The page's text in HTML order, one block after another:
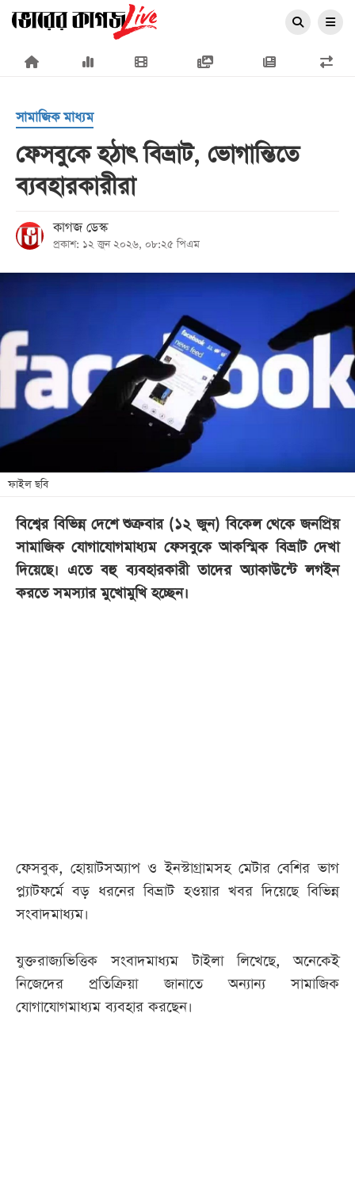
×
প্রচ্ছদ
জাতীয়
রাজনীতি
সারাদেশ
খেলা
বিনোদন
লাইফ
শিক্ষা
সব
বিভাগ
ছবি
সামাজিক মাধ্যম
ফেসবুকে হঠাৎ বিভ্রাট, ভোগান্তিতে
ব্যবহারকারীরা
কাগজ ডেস্ক
প্রকাশ: ১২ জুন ২০২৬, ০৮:২৫ পিএম
ফাইল ছবি
বিশ্বের বিভিন্ন দেশে শুক্রবার (১২ জুন) বিকেল থেকে জনপ্রিয়
সামাজিক যোগাযোগমাধ্যম ফেসবুকে আকস্মিক বিভ্রাট দেখা
দিয়েছে। এতে বহু ব্যবহারকারী তাদের অ্যাকাউন্টে লগইন
করতে সমস্যার মুখোমুখি হচ্ছেন।
ফেসবুক, হোয়াটসঅ্যাপ ও ইনস্টাগ্রামসহ মেটার বেশির ভাগ
প্ল্যাটফর্মে বড় ধরনের বিভ্রাট হওয়ার খবর দিয়েছে বিভিন্ন
সংবাদমাধ্যম।
যুক্তরাজ্যভিত্তিক সংবাদমাধ্যম টাইলা লিখেছে, অনেকেই
নিজেদের প্রতিক্রিয়া জানাতে অন্যান্য সামাজিক
যোগাযোগমাধ্যম ব্যবহার করছেন।